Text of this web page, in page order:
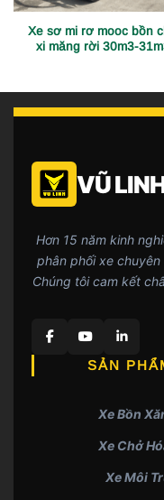
Xe sơ mi rơ mooc bồn
xi măng rời 30m3-
VŨ
Hơn 15 năm kinh
phân phối xe
Chúng tôi cam kết
SẢN
Xe Bồn
Xe Chở
Xe Môi